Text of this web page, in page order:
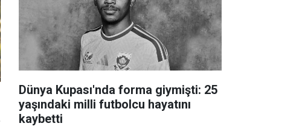
Dünya Kupası'nda forma giymişti: 25
yaşındaki milli futbolcu hayatını
kaybetti